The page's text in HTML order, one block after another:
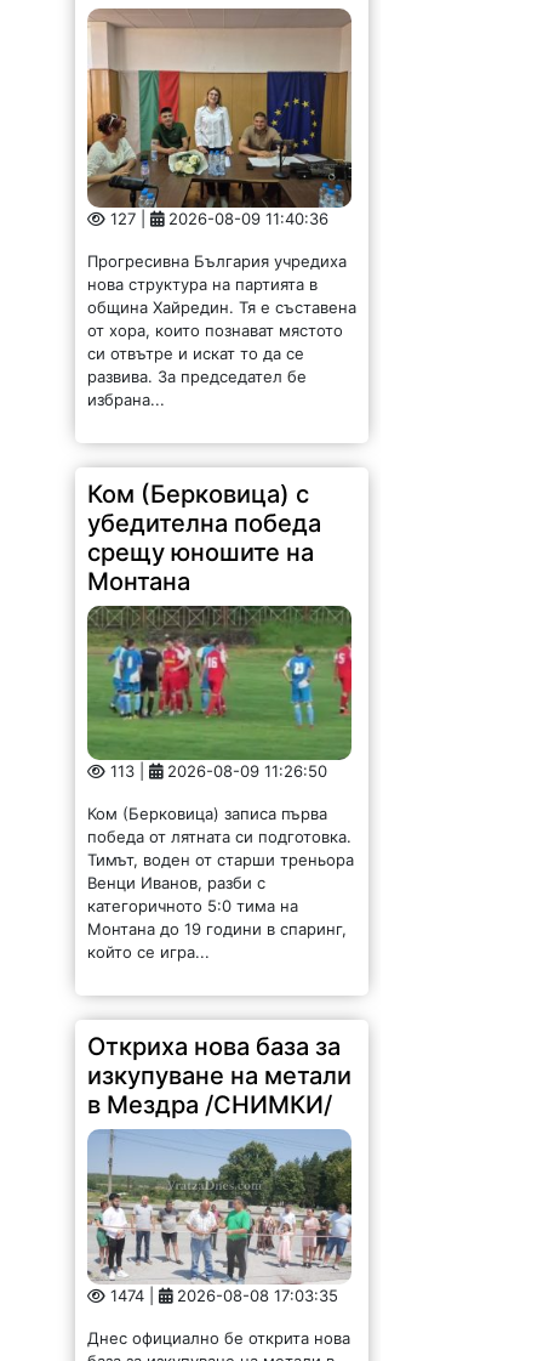
127 | 2026-08-09 11:40:36
нова структура на партията в
община Хайредин. Тя е съставена
от хора, които познават мястото
си отвътре и искат то да се
развива. За председател бе
избрана...
Ком (Берковица) с
убедителна победа
срещу юношите на
Монтана
113 | 2026-08-09 11:26:50
Ком (Берковица) записа първа
победа от лятната си подготовка.
Тимът, воден от старши треньора
Венци Иванов, разби с
категоричното 5:0 тима на
Монтана до 19 години в спаринг,
който се игра...
Откриха нова база за
изкупуване на метали
в Мездра /СНИМКИ/
1474 | 2026-08-08 17:03:35
база за изкупуване на метали в